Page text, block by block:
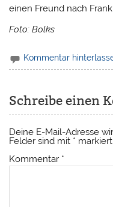
einen Freund nach
Foto: Bolks
Kommentar
Schreibe einen
Deine E-Mail-Adresse
Felder sind mit * markiert
Kommentar *